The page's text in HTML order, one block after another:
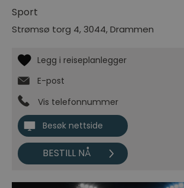
Sport
Strømsø torg 4, 3044,Drammen
E-post
Vis telefonnummer
Besøk nettside